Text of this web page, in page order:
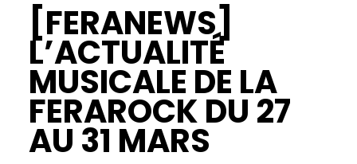
[FERANEWS]
L’ACTUALITÉ
MUSICALE DE LA
FERAROCK DU 27
AU 31 MARS